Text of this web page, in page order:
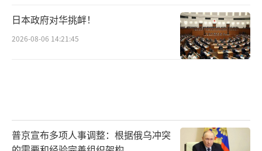
日本政府对华挑衅！
2026-08-06 14:21:45
普京宣布多项人事调整：根据俄乌冲突